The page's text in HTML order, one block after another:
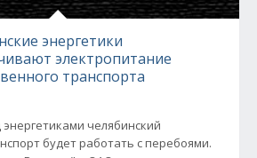
энергетики
электропитание
транспорта
челябинский
будет работать с перебоями.